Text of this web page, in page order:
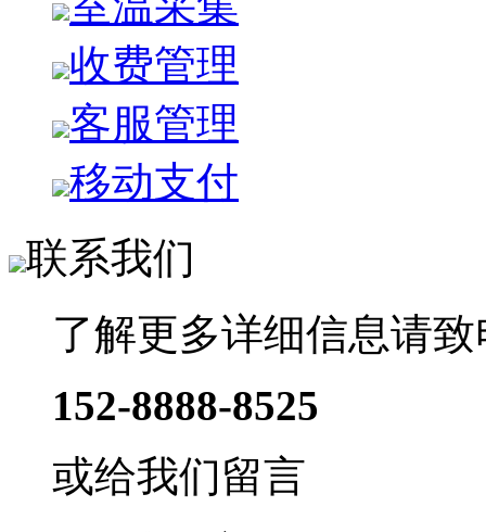
收费管理
客服管理
移动支付
联系我们
了解更多详细信息请致
152-8888-8525
或给我们留言